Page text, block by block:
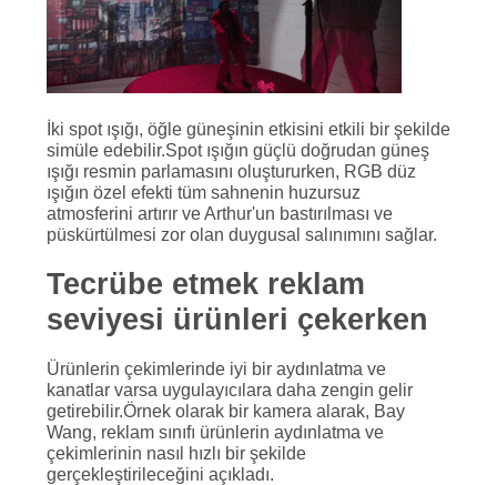
İki spot ışığı, öğle güneşinin etkisini etkili bir şekilde
simüle edebilir.Spot ışığın güçlü doğrudan güneş
ışığı resmin parlamasını oluştururken, RGB düz
ışığın özel efekti tüm sahnenin huzursuz
atmosferini artırır ve Arthur'un bastırılması ve
püskürtülmesi zor olan duygusal salınımını sağlar.
Tecrübe etmek reklam
seviyesi ürünleri çekerken
Ürünlerin çekimlerinde iyi bir aydınlatma ve
kanatlar varsa uygulayıcılara daha zengin gelir
getirebilir.Örnek olarak bir kamera alarak, Bay
Wang, reklam sınıfı ürünlerin aydınlatma ve
çekimlerinin nasıl hızlı bir şekilde
gerçekleştirileceğini açıkladı.